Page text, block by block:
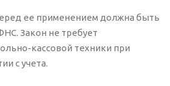
ее применением должна быть
Закон не требует
кассовой техники при
с учета.